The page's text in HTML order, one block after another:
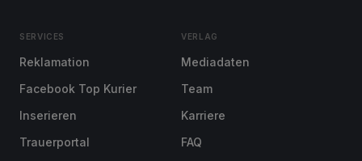
SERVICES
Reklamation
Facebook Top Kurier
Inserieren
Trauerportal
VERLAG
Mediadaten
Team
Karriere
FAQ